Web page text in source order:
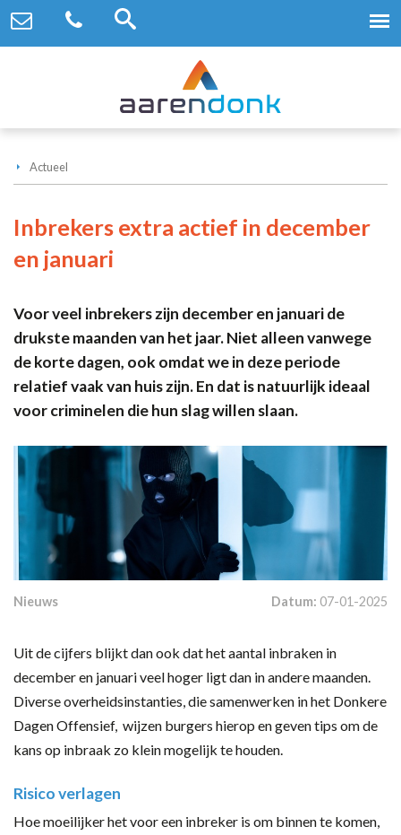
Actueel
Inbrekers extra actief in december
en januari
Voor veel inbrekers zijn december en januari de
drukste maanden van het jaar. Niet alleen vanwege
de korte dagen, ook omdat we in deze periode
relatief vaak van huis zijn. En dat is natuurlijk ideaal
voor criminelen die hun slag willen slaan.
Nieuws Datum: 07-01-2025
Uit de cijfers blijkt dan ook dat het aantal inbraken in
december en januari veel hoger ligt dan in andere maanden.
Diverse overheidsinstanties, die samenwerken in het Donkere
Dagen Offensief, wijzen burgers hierop en geven tips om de
kans op inbraak zo klein mogelijk te houden.
Risico verlagen
Hoe moeilijker het voor een inbreker is om binnen te komen,